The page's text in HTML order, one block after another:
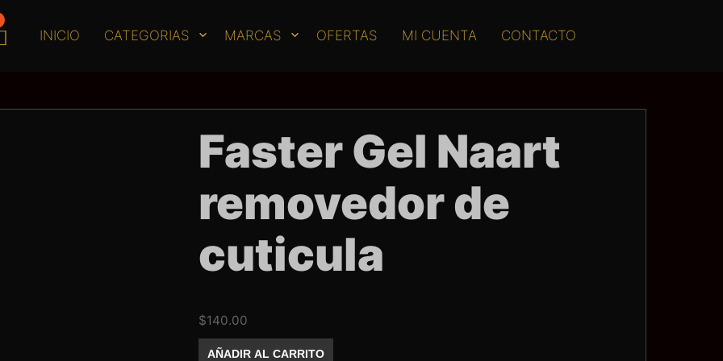
INICIO CATEGORIAS MARCAS OFERTAS MI CUENTA CONTACTO
Faster Gel Naart
removedor de
cuticula
$140.00
Gel
AÑADIR AL CARRITO